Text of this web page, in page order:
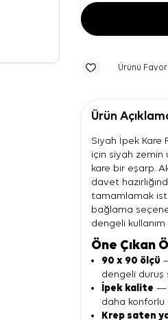
Ürünü
Ürün
Siyah İpek Kare
için siyah zemin
kare bir eşarp.
davet
tamamlamak
bağlama
dengeli kullanım
Öne Çıkan
90 x 90 ölçü
dengeli duruş
İpek kalite —
daha konforlu
Krep saten